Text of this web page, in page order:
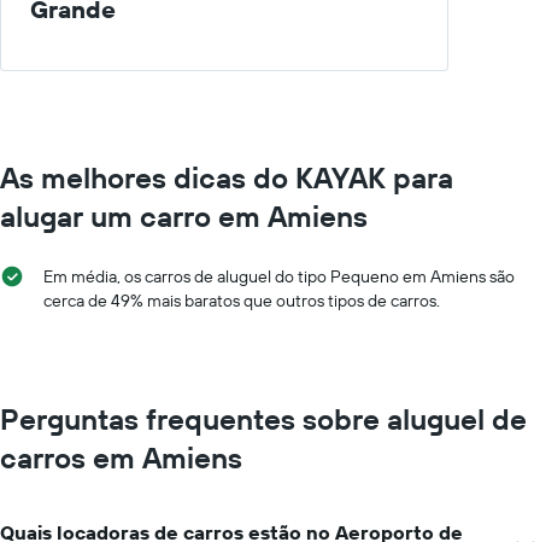
Grande
As melhores dicas do KAYAK para
alugar um carro em Amiens
Em média, os carros de aluguel do tipo Pequeno em Amiens são
cerca de 49% mais baratos que outros tipos de carros.
Perguntas frequentes sobre aluguel de
carros em Amiens
Quais locadoras de carros estão no Aeroporto de